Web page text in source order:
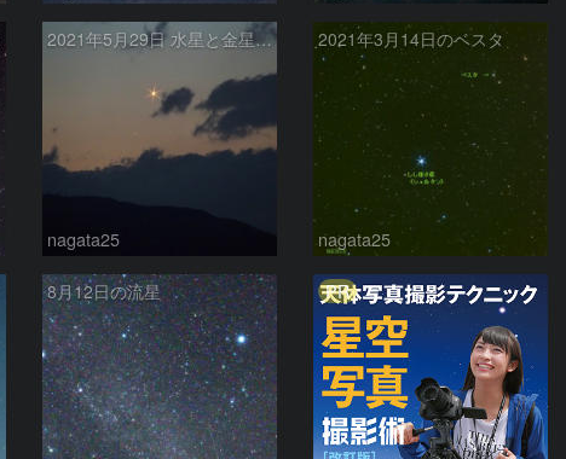
2021年5月29日 水星と金星の最接近
nagata25
2021年3月14日のベスタ
nagata25
8月12日の流星 PR